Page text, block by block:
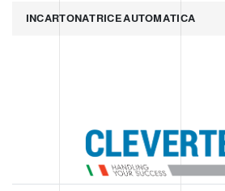
INCARTONATRICE AUTOMATICA